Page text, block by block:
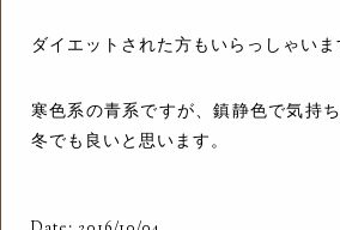
ダイエットされた方もいらっしゃいま
寒色系の青系ですが、鎮静色で気持
冬でも良いと思います。